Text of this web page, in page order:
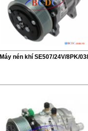
Máy nén khí SE507/24V/8PK/